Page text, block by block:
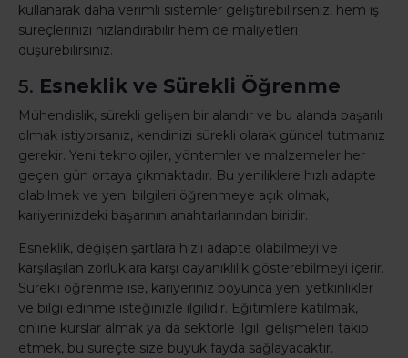
kullanarak daha verimli sistemler geliştirebilirseniz, hem iş
süreçlerinizi hızlandırabilir hem de maliyetleri
düşürebilirsiniz.
5. Esneklik ve Sürekli Öğrenme
Mühendislik, sürekli gelişen bir alandır ve bu alanda başarılı
olmak istiyorsanız, kendinizi sürekli olarak güncel tutmanız
gerekir. Yeni teknolojiler, yöntemler ve malzemeler her
geçen gün ortaya çıkmaktadır. Bu yeniliklere hızlı adapte
olabilmek ve yeni bilgileri öğrenmeye açık olmak,
kariyerinizdeki başarının anahtarlarından biridir.
Esneklik, değişen şartlara hızlı adapte olabilmeyi ve
karşılaşılan zorluklara karşı dayanıklılık gösterebilmeyi içerir.
Sürekli öğrenme ise, kariyeriniz boyunca yeni yetkinlikler
ve bilgi edinme isteğinizle ilgilidir. Eğitimlere katılmak,
online kurslar almak ya da sektörle ilgili gelişmeleri takip
etmek, bu süreçte size büyük fayda sağlayacaktır.